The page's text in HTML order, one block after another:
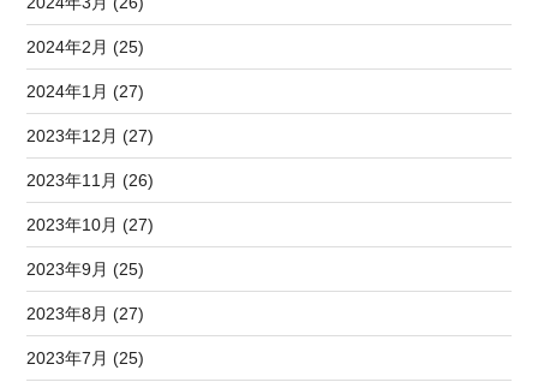
2024年2月 (25)
2024年1月 (27)
2023年12月 (27)
2023年11月 (26)
2023年10月 (27)
2023年9月 (25)
2023年8月 (27)
2023年7月 (25)